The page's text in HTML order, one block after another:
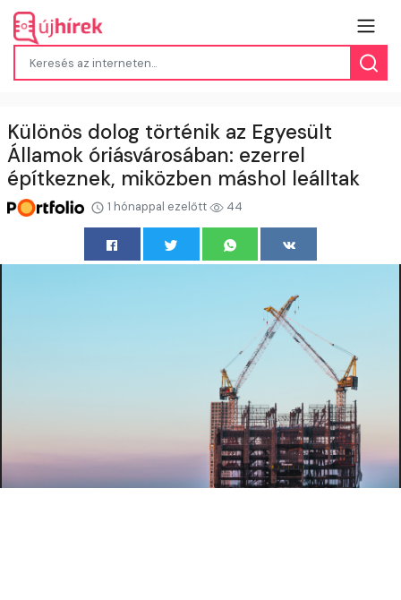
Különös dolog történik az Egyesült
Államok óriásvárosában: ezerrel
építkeznek, miközben máshol leálltak
1 hónappal ezelőtt 44